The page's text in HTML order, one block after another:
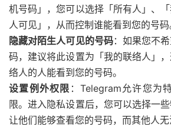
机号码」，您可以选择「所有人」、
人可见」，从而控制谁能看到您的号码
隐藏对陌生人可见的号码：如果您不
码，建议将此设置为「我的联络人」
络人的人能看到您的号码。
设置例外权限 ：Telegram允许您为
限。进入隐私设置后，您可以选择一些
让他们能够查看您的号码，而其他人无